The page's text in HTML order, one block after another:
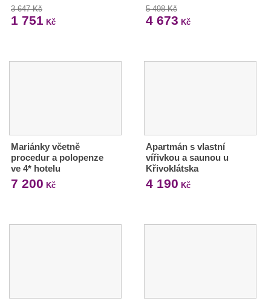
3 647 Kč
1 751 Kč
5 498 Kč
4 673 Kč
Mariánky včetně
procedur a polopenze
ve 4* hotelu
7 200 Kč
Apartmán s vlastní
vířivkou a saunou u
Křivoklátska
4 190 Kč